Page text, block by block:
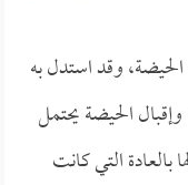
وقد استدل به
الحيضة يحتمل
بالعادة التي كانت